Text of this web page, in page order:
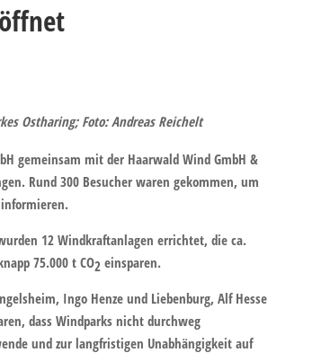
Ostharing; Foto: Andreas Reichelt
gemeinsam mit der Haarwald Wind GmbH &
Rund 300 Besucher waren gekommen, um
12 Windkraftanlagen errichtet, die ca.
75.000 t CO2 einsparen.
Ingo Henze und Liebenburg, Alf Hesse
dass Windparks nicht durchweg
und zur langfristigen Unabhängigkeit auf